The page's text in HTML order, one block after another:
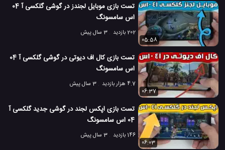
تست بازی موبایل لجندز در گوشی گلکسی آ 04
اس سامسونگ
202 بازدید
3 سال پیش
05:58
تست بازی کال اف دیوتی در گوشی گلکسی آ 04
اس سامسونگ
4.7 هزار بازدید
3 سال پیش
06:37
تست بازی اپکس لجند در گوشی جدید گلکسی آ
04 اس سامسونگ
146 بازدید
3 سال پیش
06:03